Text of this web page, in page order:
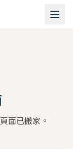
面已搬家。